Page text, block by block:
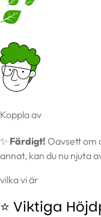
Koppla av
✨ Färdigt! Oavsett om
annat, kan du nu njuta
vilka vi är
⭐ Viktiga